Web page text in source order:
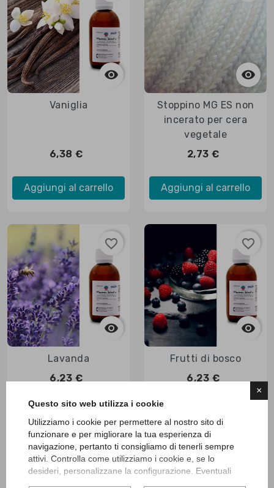
×
Questo sito web utilizza i cookie
Utilizziamo i cookie per permettere al nostro sito di
funzionare e per migliorare la tua esperienza di
navigazione, pertanto ti consigliamo di tenerli sempre
attivi. Controlla come utilizziamo i cookie e, se lo
desideri, personalizzane la configurazione. Eventuali

Anteprima
Vaniglia
6,38 €
Aggiungi al carrello

 Anteprima
Stoppino MG ES non
incerato per cera
vegetale
2,73 €
Aggiungi al carrello

favorite_border
 Anteprima
Lavanda
6,23 €
Aggiungi al carrello

favorite_border
 Anteprima
Frutti di bosco
6,23 €
favorite_border